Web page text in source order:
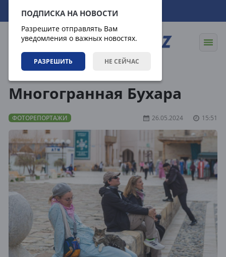
ПОДПИСКА НА НОВОСТИ
Разрешите отправлять Вам
уведомления о важных новостях.
РАЗРЕШИТЬ НЕ СЕЙЧАС
07.08.2026 18:09:15
Многогранная Бухара
ФОТОРЕПОРТАЖИ 26.05.2024 15:51